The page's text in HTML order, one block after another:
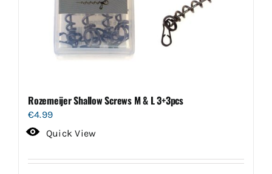
Rozemeijer Shallow Screws M & L 3+3pcs
€4.99
Quick View